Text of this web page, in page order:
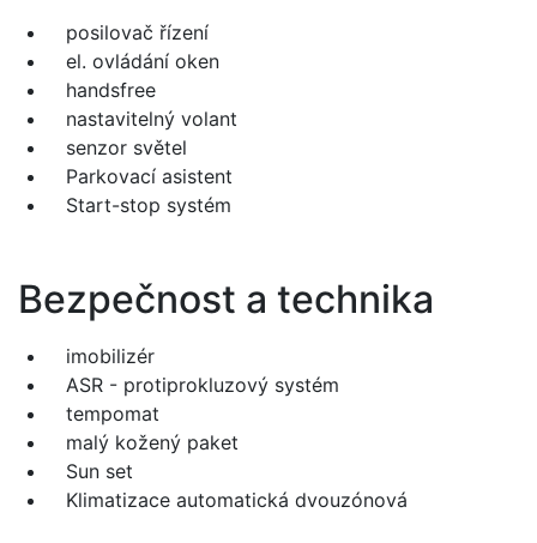
posilovač řízení
el. ovládání oken
handsfree
nastavitelný volant
senzor světel
Parkovací asistent
Start-stop systém
Bezpečnost a technika
imobilizér
ASR - protiprokluzový systém
tempomat
malý kožený paket
Sun set
Klimatizace automatická dvouzónová